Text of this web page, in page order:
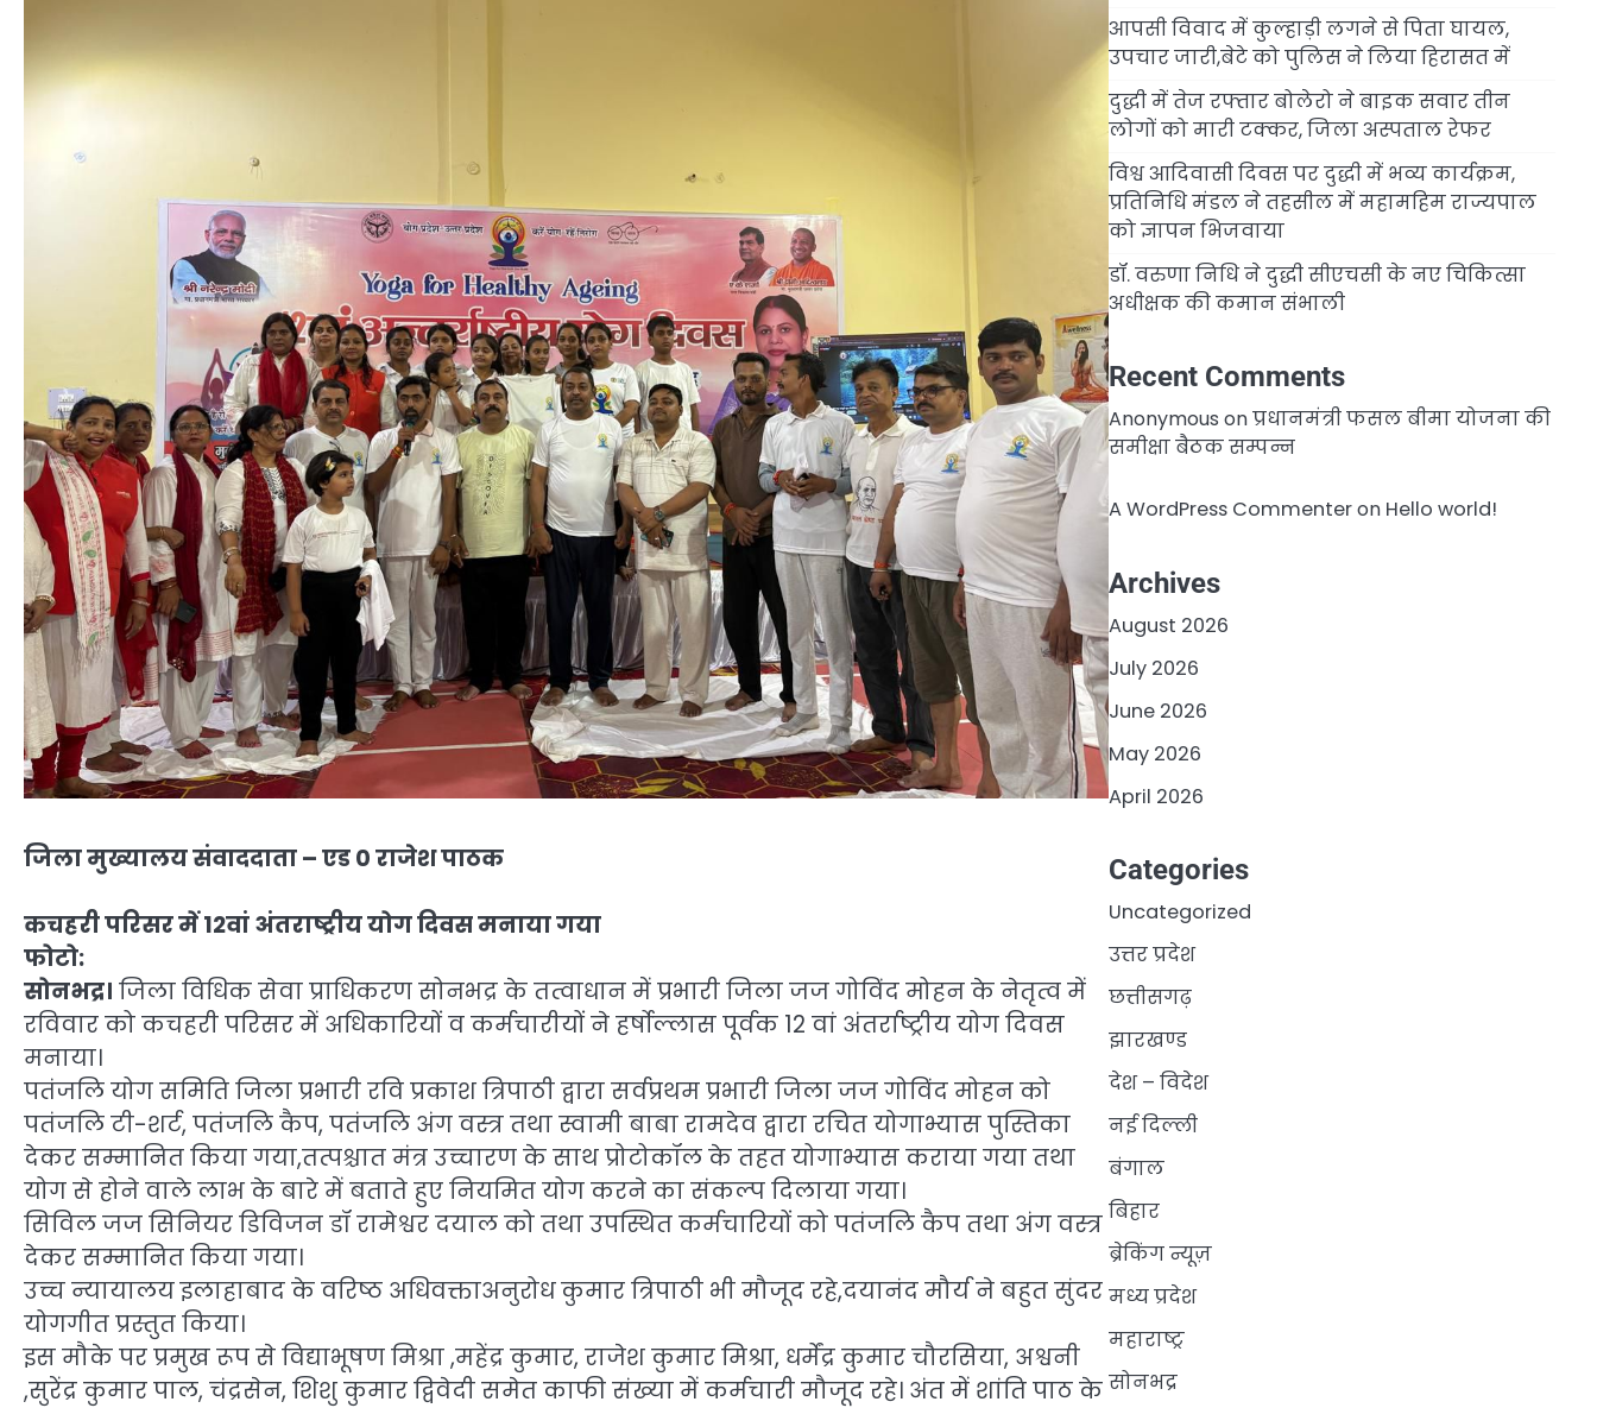
जिला मुख्यालय संवाददाता – एड 0 राजेश पाठक
कचहरी परिसर में 12वां अंतराष्ट्रीय योग दिवस मनाया गया
फोटो:
सोनभद्र। जिला विधिक सेवा प्राधिकरण सोनभद्र के तत्वाधान में प्रभारी जिला जज गोविंद मोहन के नेतृत्व में
रविवार को कचहरी परिसर में अधिकारियों व कर्मचारीयों ने हर्षोल्लास पूर्वक 12 वां अंतर्राष्ट्रीय योग दिवस
मनाया।
पतंजलि योग समिति जिला प्रभारी रवि प्रकाश त्रिपाठी द्वारा सर्वप्रथम प्रभारी जिला जज गोविंद मोहन को
पतंजलि टी-शर्ट, पतंजलि कैप, पतंजलि अंग वस्त्र तथा स्वामी बाबा रामदेव द्वारा रचित योगाभ्यास पुस्तिका
देकर सम्मानित किया गया,तत्पश्चात मंत्र उच्चारण के साथ प्रोटोकॉल के तहत योगाभ्यास कराया गया तथा
योग से होने वाले लाभ के बारे में बताते हुए नियमित योग करने का संकल्प दिलाया गया।
सिविल जज सिनियर डिविजन डॉ रामेश्वर दयाल को तथा उपस्थित कर्मचारियों को पतंजलि कैप तथा अंग वस्त्र
देकर सम्मानित किया गया।
उच्च न्यायालय इलाहाबाद के वरिष्ठ अधिवक्ताअनुरोध कुमार त्रिपाठी भी मौजूद रहे,दयानंद मौर्य ने बहुत सुंदर
योगगीत प्रस्तुत किया।
इस मौके पर प्रमुख रूप से विद्याभूषण मिश्रा ,महेंद्र कुमार, राजेश कुमार मिश्रा, धर्मेंद्र कुमार चौरसिया, अश्वनी
,सुरेंद्र कुमार पाल, चंद्रसेन, शिशु कुमार द्विवेदी समेत काफी संख्या में कर्मचारी मौजूद रहे। अंत में शांति पाठ के
आपसी विवाद में कुल्हाड़ी लगने से पिता घायल,
उपचार जारी,बेटे को पुलिस ने लिया हिरासत में
दुद्धी में तेज रफ्तार बोलेरो ने बाइक सवार तीन
लोगों को मारी टक्कर, जिला अस्पताल रेफर
विश्व आदिवासी दिवस पर दुद्धी में भव्य कार्यक्रम,
प्रतिनिधि मंडल ने तहसील में महामहिम राज्यपाल
को ज्ञापन भिजवाया
डॉ. वरुणा निधि ने दुद्धी सीएचसी के नए चिकित्सा
अधीक्षक की कमान संभाली
Recent Comments
Anonymous onप्रधानमंत्री फसल बीमा योजना की
समीक्षा बैठक सम्पन्न
A WordPress Commenteron Hello world!
Archives
August 2026
July 2026
June 2026
May 2026
April 2026
Categories
Uncategorized
उत्तर प्रदेश
छत्तीसगढ़
झारखण्ड
देश – विदेश
नई दिल्ली
बंगाल
बिहार
ब्रेकिंग न्यूज़
मध्य प्रदेश
महाराष्ट्र
सोनभद्र